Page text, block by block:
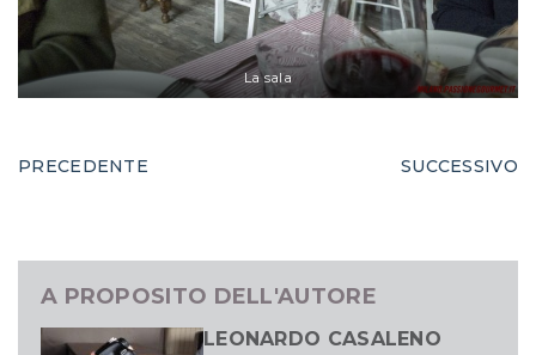
La sala
PRECEDENTE SUCCESSIVO
A PROPOSITO DELL'AUTORE
LEONARDO CASALENO